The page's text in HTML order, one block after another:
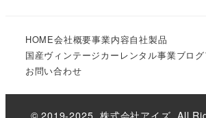
HOME会社概要事業内容自社製品
国産ヴィンテージカーレンタル事業ブログ
お問い合わせ
© 2019-2025. 株式会社アイズ. All